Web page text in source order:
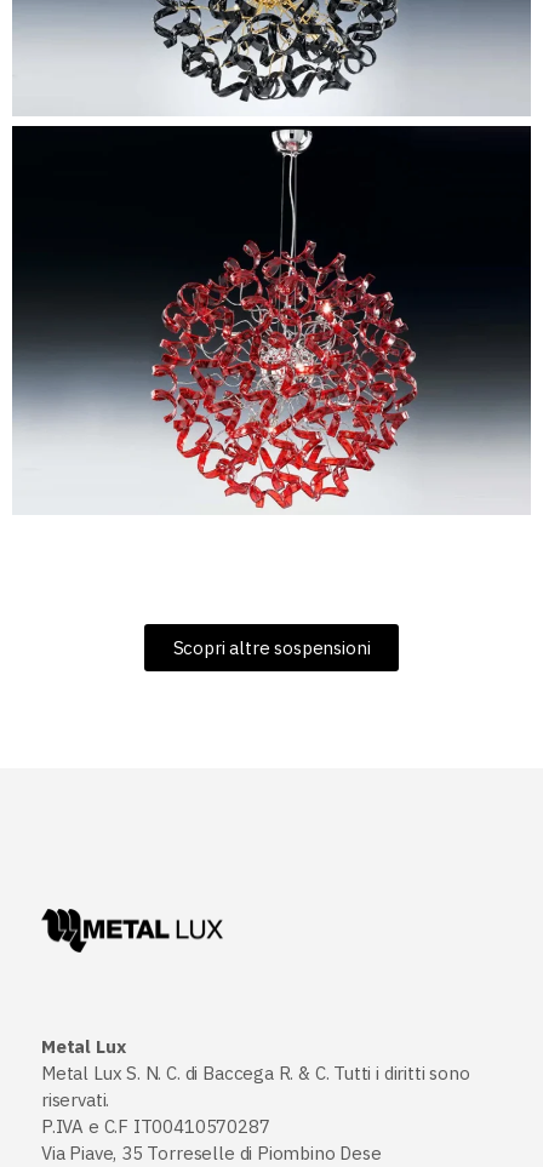
Scopri altre sospensioni
Metal Lux
Metal Lux S. N. C. di Baccega R. & C. Tutti i diritti sono
riservati.
P.IVA e C.F IT00410570287
Via Piave, 35 Torreselle di Piombino Dese